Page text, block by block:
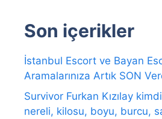
Son içerikler
İstanbul Escort ve Bayan
Aramalarınıza Artık SON
Survivor Furkan Kızılay
nereli, kilosu, boyu, burcu,